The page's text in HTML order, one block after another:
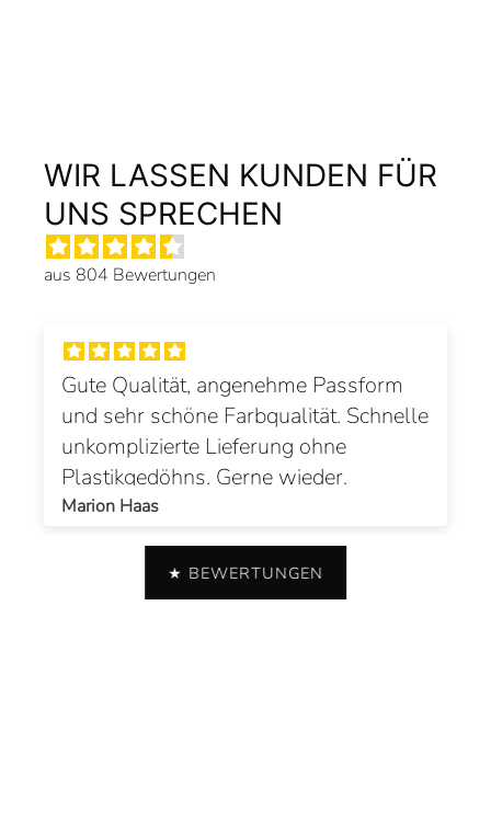
WIR LASSEN KUNDEN FÜR
UNS SPRECHEN
aus 804 Bewertungen
Gute Qualität, angenehme Passform
und sehr schöne Farbqualität. Schnelle
unkomplizierte Lieferung ohne
Plastikgedöhns. Gerne wieder.
Marion Haas
★ BEWERTUNGEN